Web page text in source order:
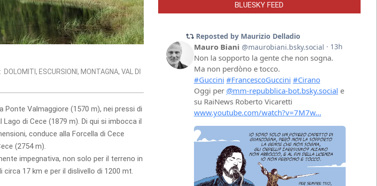
DOLOMITI , ESCURSIONI , MONTAGNA, VAL DI
Ponte Valmaggiore (1570 m), nei pressi di
di Cece (1879 m). Di qui si imbocca il
conduce alla Forcella di Cece
(2754 m).
impegnativa, non solo per il terreno in
17 km e per il dislivello di 1200 mt.
BLUESKY FEED